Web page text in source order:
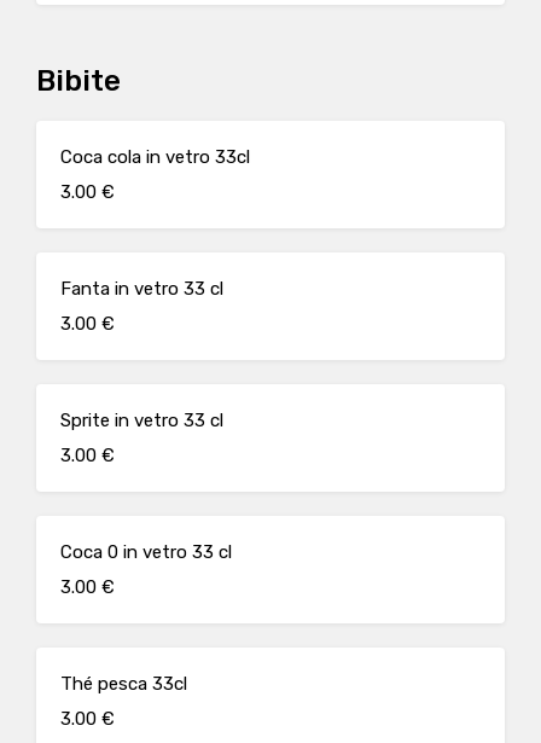
Bibite
Coca cola in vetro 33cl
3.00 €
Fanta in vetro 33 cl
3.00 €
Sprite in vetro 33 cl
3.00 €
Coca 0 in vetro 33 cl
3.00 €
Thé pesca 33cl
3.00 €